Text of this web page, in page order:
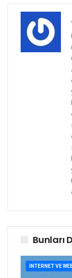
Bunları
İNTERNET VE